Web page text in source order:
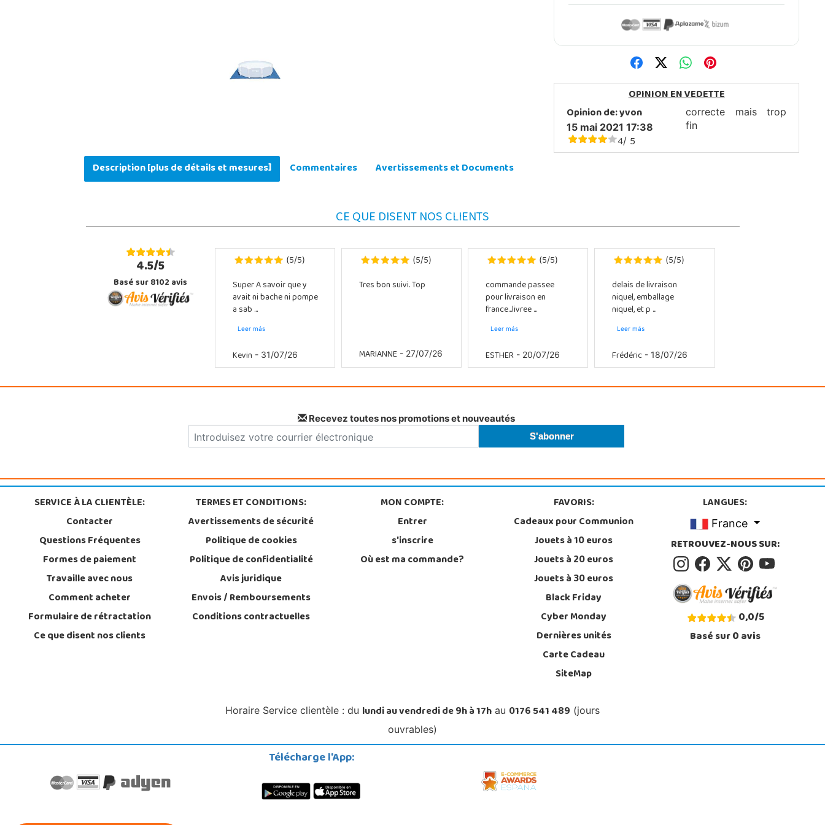
OPINION EN VEDETTE
Opinion de:yvon
15 mai 2021 17:38
4/ 5
correcte mais trop
fin
Description [plus de détails et mesures] Commentaires Avertissements et Documents
CE QUE DISENT NOS CLIENTS
4.5/5
Basé sur 8102 avis
(5/5)
Super A savoir que y
avait ni bache ni pompe
a sab ...
Leer más
Kevin - 31/07/26
(5/5)
Tres bon suivi. Top
MARIANNE- 27/07/26
(5/5)
commande passee
pour livraison en
france...livree ...
Leer más
ESTHER - 20/07/26
(5/5)
delais de livraison
niquel, emballage
niquel, et p ...
Leer más
Frédéric- 18/07/26
Recevez toutes nos promotions et nouveautés
SERVICE À LA CLIENTÈLE:
Contacter
Questions Fréquentes
Formes de paiement
Travaille avec nous
Comment acheter
Formulaire de rétractation
Ce que disent nos clients
TERMES ET CONDITIONS:
Avertissements de sécurité
Politique de cookies
Politique de confidentialité
Avis juridique
Envois / Remboursements
Conditions contractuelles
MON COMPTE:
Entrer
s'inscrire
Où est ma commande?
FAVORIS:
Cadeaux pour Communion
Jouets à 10 euros
Jouets à 20 euros
Jouets à 30 euros
Black Friday
Cyber Monday
Dernières unités
Carte Cadeau
SiteMap
LANGUES:
France
RETROUVEZ-NOUS SUR:
0,0/5
Basé sur0avis
Horaire Service clientèle : du lundi au vendredi de 9h à 17h au 0176 541 489 (jours
ouvrables)
Télécharge l'App: